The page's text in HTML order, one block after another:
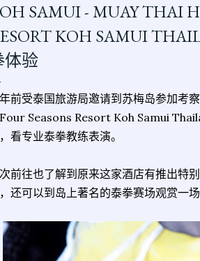
SAMUI - MUAY THAI
KOH SAMUI
体验
前受泰国旅游局邀请到苏梅岛参加考
Seasons Resort Koh Samui
看专业泰拳教练表演。
前往也了解到原来这家酒店有推出特
还可以到岛上著名的泰拳赛场观赏一场